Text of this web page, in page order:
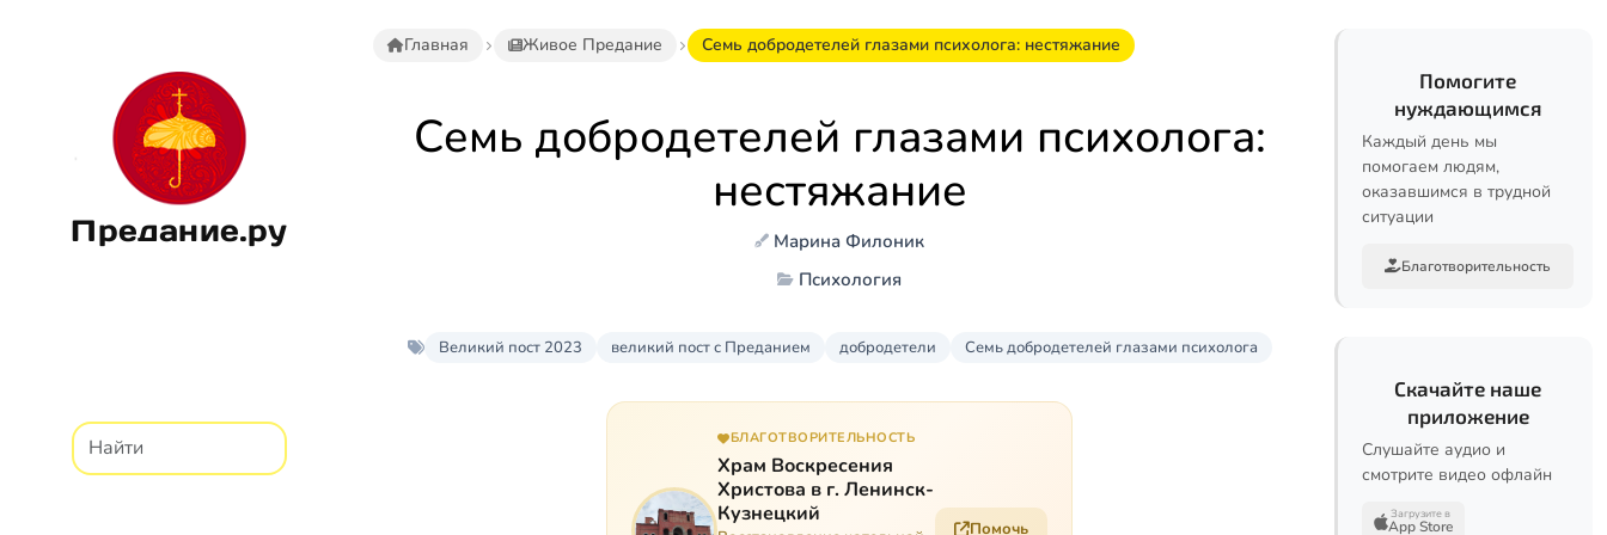
Предание.ру
Главная Живое Предание Семь добродетелей глазами психолога: нестяжание
Семь добродетелей глазами психолога:
нестяжание
Марина Филоник
Психология
Великий пост 2023 великий пост с Преданием добродетели Семь добродетелей глазами психолога
БЛАГОТВОРИТЕЛЬНОСТЬ
Храм Воскресения
Христова в г. Ленинск-
Кузнецкий
Помочь
Помогите
нуждающимся
Каждый день мы
помогаем людям,
оказавшимся в трудной
ситуации
Благотворительность
Скачайте наше
приложение
Слушайте аудио и
смотрите видео офлайн
Загрузите в
App Store